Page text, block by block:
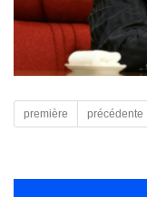
première précédente